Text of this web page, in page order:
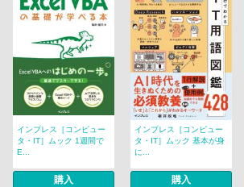
インプレス［コンピュー
タ・IT］ムック 1週間で
E...
購入
インプレス［コンピュー
タ・IT］ムック 基本が身
に...
購入